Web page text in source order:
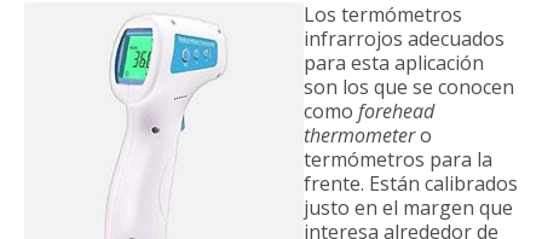
Los termómetros
infrarrojos adecuados
para esta aplicación
son los que se conocen
como forehead
thermometero
termómetros para la
frente. Están calibrados
justo en el margen que
interesa alrededor de